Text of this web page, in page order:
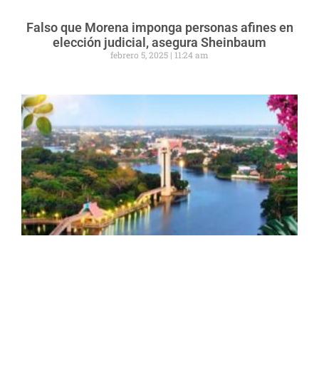
Falso que Morena imponga personas afines en
elección judicial, asegura Sheinbaum
febrero 5, 2025 11:24 am